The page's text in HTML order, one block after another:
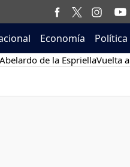
Economía Política
Abelardo de la EspriellaVuelta